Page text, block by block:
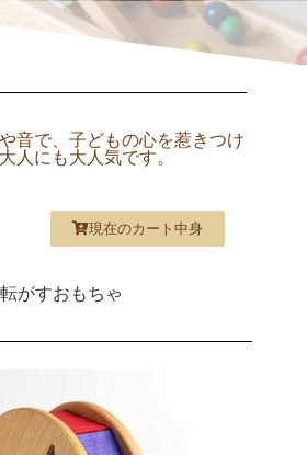
音で、子どもの心を惹きつけ
人にも大人気です。
現在のカート中身
転がすおもちゃ